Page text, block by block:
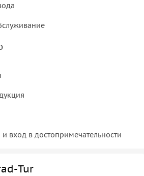
вход в достопримечательности
Tur